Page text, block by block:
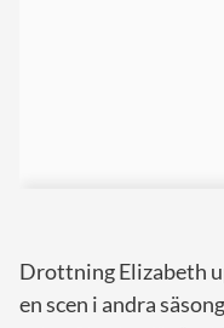
Drottning Elizabeth
en scen i andra